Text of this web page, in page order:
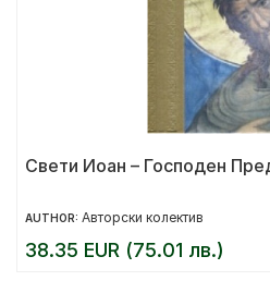
Свети Иоан – Господен
AUTHOR: Авторски колектив
38.35 EUR (75.01 лв.)